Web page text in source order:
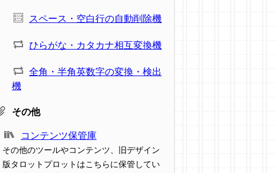
スペース・空白行の自動削除機
ひらがな・カタカナ相互変換機
全角・半角英数字の変換・検出
機
その他
コンテンツ保管庫
その他のツールやコンテンツ、旧デザイン
版タロットプロットはこちらに保管してい